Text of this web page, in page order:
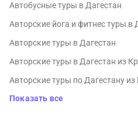
Автобусные туры в Дагестан
Авторские йога и фитнес туры в
Авторские туры в Дагестан
Авторские туры в Дагестан из
Авторские туры по Дагестану
Показать все